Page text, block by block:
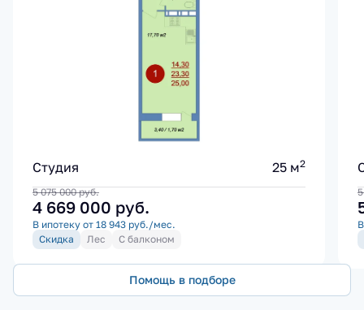
Студия 25 м2
5 075 000руб.
4 669 000 руб.
В ипотеку от 18 943 руб./мес.
Скидка
Лес С балконом
Помощь в подборе